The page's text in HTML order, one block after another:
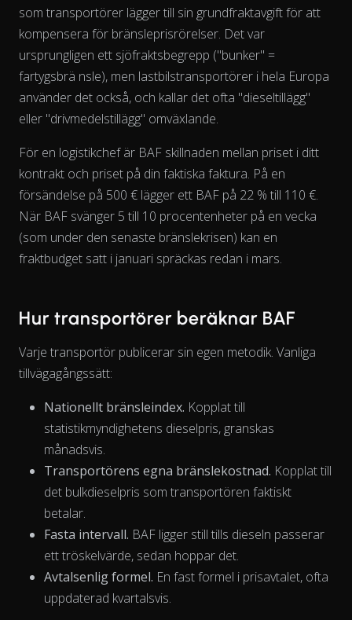
View as data table, Chart
The chart has 1 X axis displaying Time. Data ranges from
som transportörer lägger till sin grundfraktavgift för att
kompensera för bränsleprisrörelser. Det var
ursprungligen ett sjöfraktsbegrepp ("bunker" =
fartygsbrä nsle), men lastbilstransportörer i hela Europa
använder det också, och kallar det ofta "dieseltillägg"
eller "drivmedelstillägg" omväxlande.
För en logistikchef är BAF skillnaden mellan priset i ditt
kontrakt och priset på din faktiska faktura. På en
försändelse på 500 € lägger ett BAF på 22 % till 110 €.
När BAF svänger 5 till 10 procentenheter på en vecka
(som under den senaste bränslekrisen) kan en
fraktbudget satt i januari spräckas redan i mars.
Hur transportörer beräknar BAF
Varje transportör publicerar sin egen metodik. Vanliga
tillvägagångssätt:
Nationellt bränsleindex. Kopplat till
statistikmyndighetens dieselpris, granskas
månadsvis.
Transportörens egna bränslekostnad. Kopplat till
det bulkdieselpris som transportören faktiskt
betalar.
Fasta intervall. BAF ligger still tills dieseln passerar
ett tröskelvärde, sedan hoppar det.
Avtalsenlig formel. En fast formel i prisavtalet, ofta
uppdaterad kvartalsvis.